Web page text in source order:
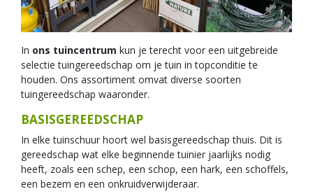
In ons tuincentrum kun je terecht voor een uitgebreide
selectie tuingereedschap om je tuin in topconditie te
houden. Ons assortiment omvat diverse soorten
tuingereedschap waaronder.
BASISGEREEDSCHAP
In elke tuinschuur hoort wel basisgereedschap thuis. Dit is
gereedschap wat elke beginnende tuinier jaarlijks nodig
heeft, zoals een schep, een schop, een hark, een schoffels,
een bezem en een onkruidverwijderaar.